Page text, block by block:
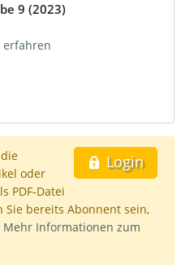
9 (2023)
erfahren
Login
oder
PDF-Datei
bereits Abonnent sein,
Mehr Informationen zum